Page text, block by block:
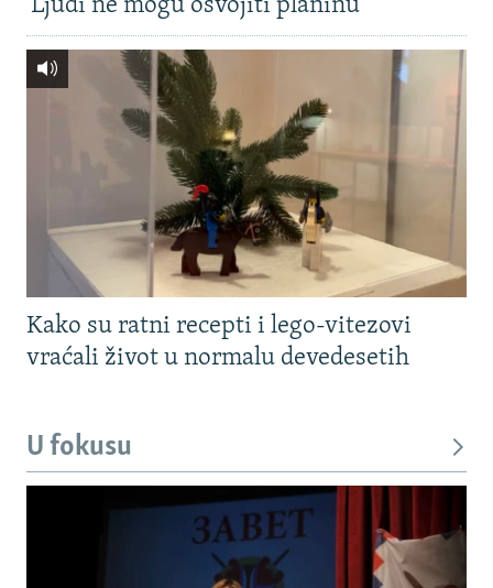
'Ljudi ne mogu osvojiti planinu'
Kako su ratni recepti i lego-vitezovi
vraćali život u normalu devedesetih
U fokusu